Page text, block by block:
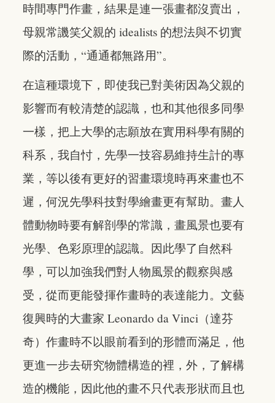
時間專門作畫，結果是連一張畫都沒賣出，
母親常譏笑父親的 idealists 的想法與不切實
際的活動，“通通都無路用”。
在這種環境下，即使我已對美術因為父親的
影響而有較清楚的認識，也和其他很多同學
一樣，把上大學的志願放在實用科學有關的
科系，我自忖，先學一技容易維持生計的專
業，等以後有更好的習畫環境時再來畫也不
遲，何況先學科技對學繪畫更有幫助。畫人
體動物時要有解剖學的常識，畫風景也要有
光學、色彩原理的認識。因此學了自然科
學，可以加強我們對人物風景的觀察與感
受，從而更能發揮作畫時的表達能力。文藝
復興時的大畫家 Leonardo da Vinci（達芬
奇）作畫時不以眼前看到的形體而滿足，他
更進一步去研究物體構造的裡，外，了解構
造的機能，因此他的畫不只代表形狀而且也